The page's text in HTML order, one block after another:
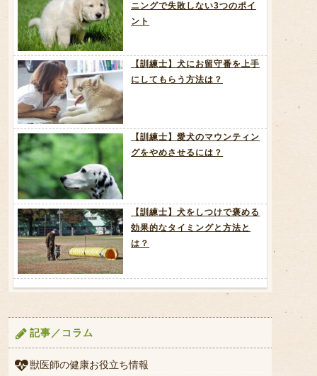
ニングで失敗しない3つのポイ
ント
【訓練士】犬にお留守番を上手
にしてもらう方法は？
【訓練士】愛犬のマウンティン
グをやめさせるには？
【訓練士】犬をしつけで褒める
効果的なタイミングと方法と
は？
記事／コラム
獣医師の健康お役立ち情報